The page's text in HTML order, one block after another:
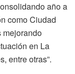
año a
como Ciudad
mejorando
en La
entre otras”.